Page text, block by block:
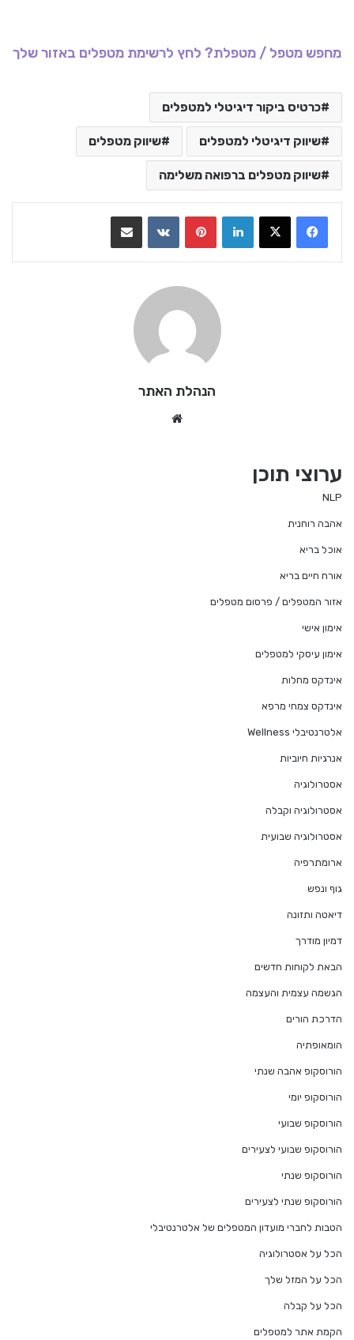
מחפש מטפל / מטפלת? לחץ לרשימת מטפלים באזור שלך
כרטיס ביקור דיגיטלי למטפלים
שיווק דיגיטלי למטפלים שיווק מטפלים
שיווק מטפלים ברפואה משלימה
LinkedIn
Pinterest
VKontakteשתף בדואר אלקטרוני
הנהלת האתר
ערוצי תוכן
NLP
אהבה רוחנית
אוכל בריא
אורח חיים בריא
אזור המטפלים / פרסום מטפלים
אימון אישי
אימון עיסקי למטפלים
אינדקס מחלות
אינדקס צמחי מרפא
אלטרנטיבלי Wellness
אנרגיות חיוביות
אסטרולוגיה
אסטרולוגיה וקבלה
אסטרולוגיה שבועית
ארומתרפיה
גוף ונפש
דיאטה ותזונה
דמיון מודרך
הבאת לקוחות חדשים
הגשמה עצמית והעצמה
הדרכת הורים
הומאופתיה
הורוסקופ אהבה שנתי
הורוסקופ יומי
הורוסקופ שבועי
הורוסקופ שבועי לצעירים
הורוסקופ שנתי
הורוסקופ שנתי לצעירים
הטבות לחברי מועדון המטפלים של אלטרנטיבלי
הכל על אסטרולוגיה
הכל על המזל שלך
הכל על קבלה
הקמת אתר למטפלים